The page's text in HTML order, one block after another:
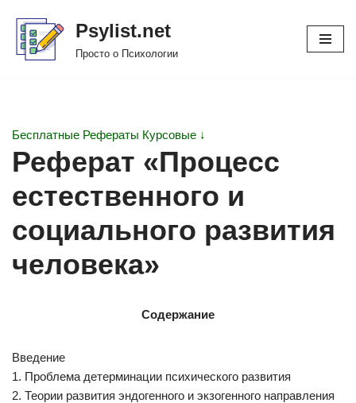
Перейти
Psylist.net
Просто о Психологии
Бесплатные Рефераты Курсовые ↓
Реферат «Процесс
естественного и
социального развития
человека»
Содержание
Введение
1. Проблема детерминации психического развития
2. Теории развития эндогенного и экзогенного направления